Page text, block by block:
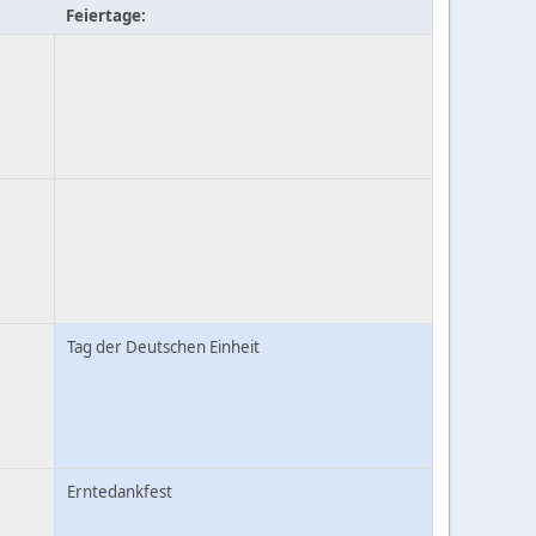
Feiertage:
Tag der Deutschen Einheit
Erntedankfest